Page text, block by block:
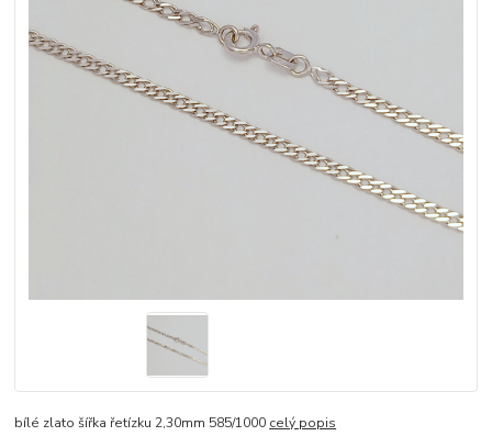
bílé zlato šířka řetízku 2,30mm 585/1000 celý popis